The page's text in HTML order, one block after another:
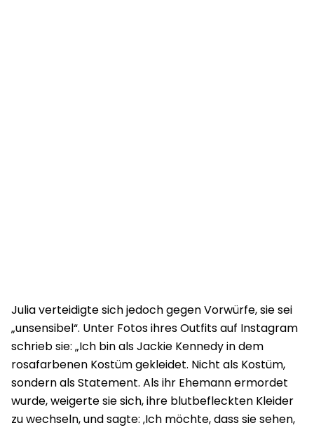
Julia verteidigte sich jedoch gegen Vorwürfe, sie sei
„unsensibel“. Unter Fotos ihres Outfits auf Instagram
schrieb sie: „Ich bin als Jackie Kennedy in dem
rosafarbenen Kostüm gekleidet. Nicht als Kostüm,
sondern als Statement. Als ihr Ehemann ermordet
wurde, weigerte sie sich, ihre blutbefleckten Kleider
zu wechseln, und sagte: ‚Ich möchte, dass sie sehen,